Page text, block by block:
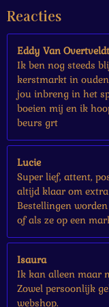
r
r
Reacties
Eddy Van Overtveldt
Ik ben nog steeds
kerstmarkt in
jou inbreng in het
boeien mij en ik
beurs grt
Lucie
Super lief, attent,
altijd klaar om
Bestellingen
of als ze op een
Isaura
Ik kan alleen maar
Zowel persoonlijk
webshop.